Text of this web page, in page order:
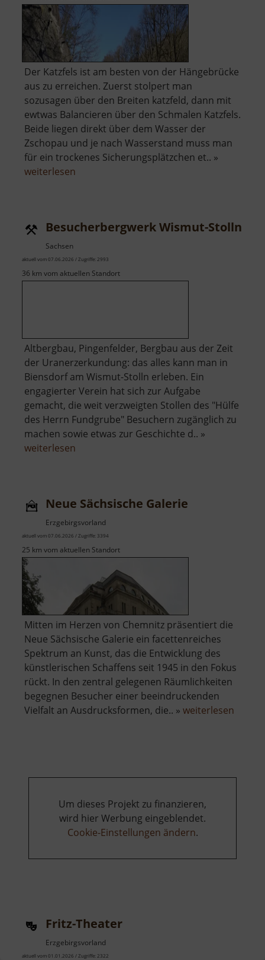
Der Katzfels ist am besten von der Hängebrücke
aus zu erreichen. Zuerst stolpert man
sozusagen über den Breiten katzfeld, dann mit
ewtwas Balancieren über den Schmalen Katzfels.
Beide liegen direkt über dem Wasser der
Zschopau und je nach Wasserstand muss man
für ein trockenes Sicherungsplätzchen et.. »
weiterlesen
Besucherbergwerk Wismut-Stolln
Sachsen
aktuell vom 07.06.2026 / Zugriffe: 2993
36 km vom aktuellen Standort
Altbergbau, Pingenfelder, Bergbau aus der Zeit
der Uranerzerkundung: das alles kann man in
Biensdorf am Wismut-Stolln erleben. Ein
engagierter Verein hat sich zur Aufgabe
gemacht, die weit verzweigten Stollen des "Hülfe
des Herrn Fundgrube" Besuchern zugänglich zu
machen sowie etwas zur Geschichte d.. »
weiterlesen
Neue Sächsische Galerie
Erzgebirgsvorland
aktuell vom 07.06.2026 / Zugriffe: 3394
25 km vom aktuellen Standort
Mitten im Herzen von Chemnitz präsentiert die
Neue Sächsische Galerie ein facettenreiches
Spektrum an Kunst, das die Entwicklung des
künstlerischen Schaffens seit 1945 in den Fokus
rückt. In den zentral gelegenen Räumlichkeiten
begegnen Besucher einer beeindruckenden
Vielfalt an Ausdrucksformen, die.. » weiterlesen
Um dieses Projekt zu finanzieren,
wird hier Werbung eingeblendet.
Cookie-Einstellungen ändern.
Fritz-Theater
Erzgebirgsvorland
aktuell vom 01.01.2026 / Zugriffe: 2322